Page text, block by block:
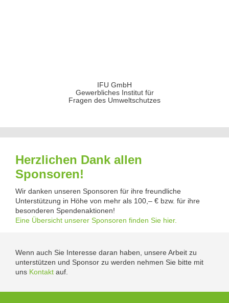
IFU GmbH
Gewerbliches Institut für
Fragen des Umweltschutzes
Herzlichen Dank allen
Sponsoren!
Wir danken unseren Sponsoren für ihre freundliche
Unterstützung in Höhe von mehr als 100,– € bzw. für ihre
besonderen Spendenaktionen!
Eine Übersicht unserer Sponsoren finden Sie hier.
Wenn auch Sie Interesse daran haben, unsere Arbeit zu
unterstützen und Sponsor zu werden nehmen Sie bitte mit
uns Kontakt auf.